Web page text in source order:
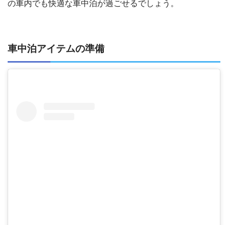
の車内でも快適な車中泊が過ごせるでしょう。
車中泊アイテムの準備